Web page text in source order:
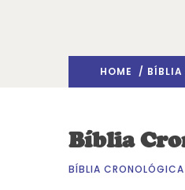
HOME /
Bíblia
BÍBLIA CRONOLÓGICA